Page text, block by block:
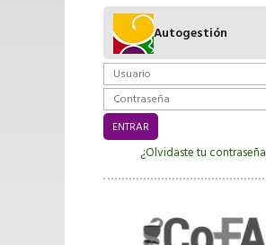
Autogestión
¿Olvidaste tu